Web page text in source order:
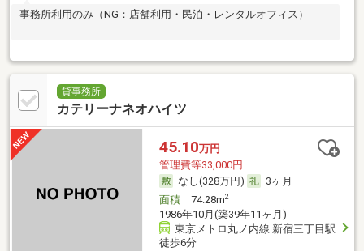
事務所利用のみ（NG：店舗利用・民泊・レンタルオフィス）
貸事務所
カテリーナネオハイツ
45.10万円
管理費等33,000円
なし(328万円)
3ヶ月
面積74.28m2
1986年10月(築39年11ヶ月)
東京メトロ丸ノ内線 新宿三丁目駅
徒歩6分